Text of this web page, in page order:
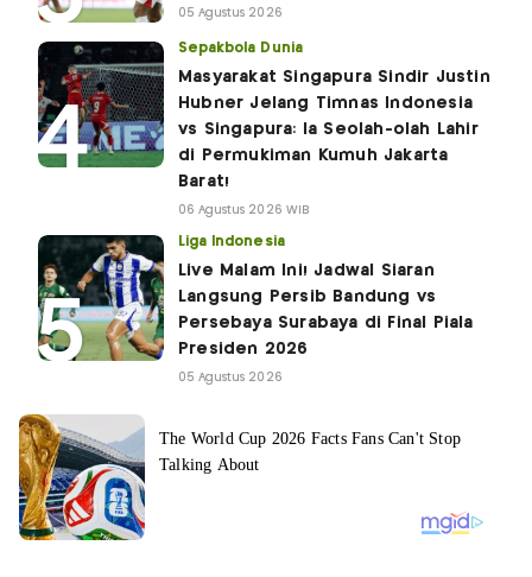
05 Agustus 2026
Sepakbola Dunia
Masyarakat Singapura Sindir Justin
Hubner Jelang Timnas Indonesia
vs Singapura: Ia Seolah-olah Lahir
di Permukiman Kumuh Jakarta
Barat!
06 Agustus 2026 WIB
Liga Indonesia
Live Malam Ini! Jadwal Siaran
Langsung Persib Bandung vs
Persebaya Surabaya di Final Piala
Presiden 2026
05 Agustus 2026